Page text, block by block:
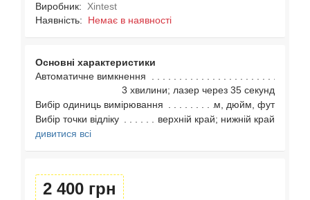
Виробник:
Xintest
Наявність: Немає в наявності
Основні характеристики
Автоматичне вимкнення
3 хвилини; лазер через 35 секунд
Вибір одиниць вимірювання
м, дюйм, фут
Вибір точки відліку
верхній край; нижній край
дивитися всі
2 400 грн